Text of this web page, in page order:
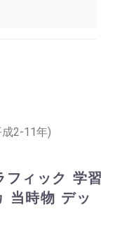
2-11年)
フィック 学習
当時物 デッ